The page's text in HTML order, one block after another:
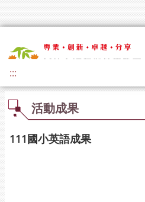
:::
活動成果
111國小英語成果